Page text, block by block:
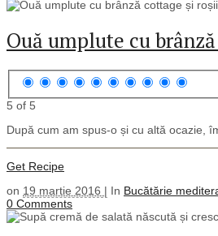
Ouă umplute cu
5 of 5
După cum am spus-o și cu altă ocazie,
Get Recipe
on 19 martie 2016 | In Bucătărie
0 Comments